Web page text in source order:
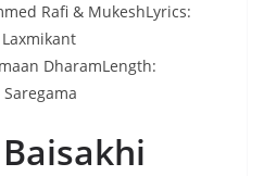
Rafi & MukeshLyrics:
DharamLength: